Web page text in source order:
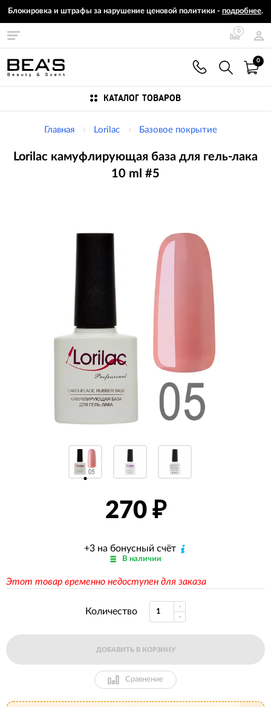
Блокировка и штрафы за нарушение ценовой политики - подробнее.
0
0
КАТАЛОГ ТОВАРОВ
Главная Lorilac Базовое покрытие
Lorilac камуфлирующая база для гель-лака
10 ml #5
270 ₽
+3 на бонусный счёт
В наличии
Этот товар временно недоступен для заказа
Количество
ДОБАВИТЬ В КОРЗИНУ
Сравнение